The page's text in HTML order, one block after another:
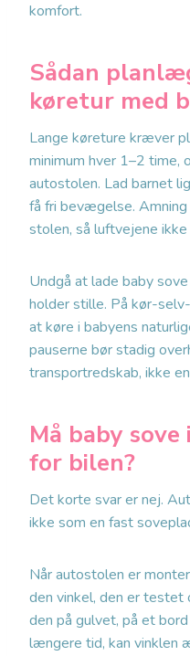
komfort.
Sådan
køretur med
Lange køreture kræver
minimum hver 1–2 time,
autostolen. Lad barnet
få fri bevægelse.
stolen, så luftvejene
Undgå at lade baby
holder stille. På kør-
at køre i babyens
pauserne bør stadig
transportredskab, ikke
Må baby
for bilen?
Det korte svar er nej.
ikke som en fast
Når autostolen er
den vinkel, den er testet
den på gulvet, på et
længere tid, kan vinklen